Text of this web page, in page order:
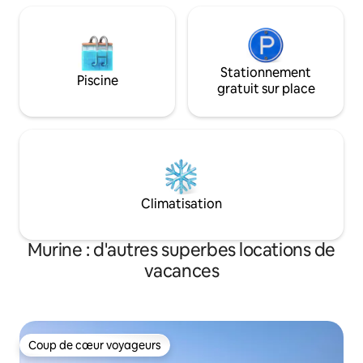
Piscine
Stationnement
gratuit sur place
Climatisation
Murine : d'autres superbes locations de
vacances
Coup de cœur voyageurs
Coup de cœur voyageurs